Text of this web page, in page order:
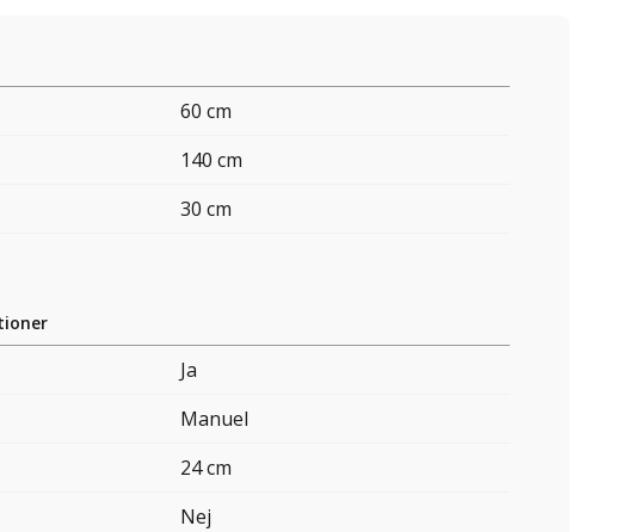
60 cm
140 cm
30 cm
Ja
Manuel
24 cm
Nej